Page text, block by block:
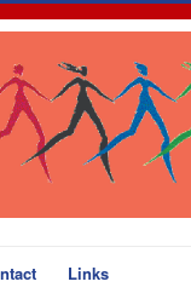
Links